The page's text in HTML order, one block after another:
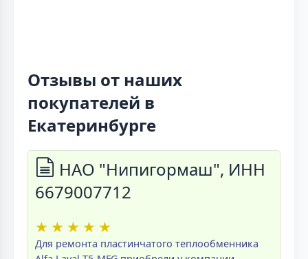
Отзывы от наших
покупателей в
Екатеринбурге
НАО "Нипигормаш", ИНН
6679007712
★ ★ ★ ★ ★
Для ремонта пластинчатого теплообменника